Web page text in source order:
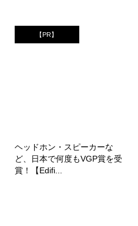
【PR】
ヘッドホン・スピーカーな
ど、日本で何度もVGP賞を受
賞！【Edifi...